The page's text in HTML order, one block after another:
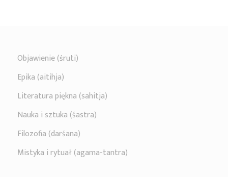
Objawienie (śruti)
Epika (aitihja)
Literatura piękna (sahitja)
Nauka i sztuka (śastra)
Filozofia (darśana)
Mistyka i rytuał (agama-tantra)